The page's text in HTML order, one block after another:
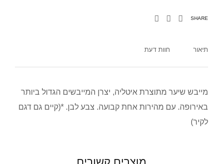
SHARE
תיאור חוות דעת
מייבש שיער מתוצרת איטליה, יצרן המייבשים הגדול ביותר
באירופה. עם מהירות אחת קבועה. צבע לבן. *(קיים גם דגם
לקיר)